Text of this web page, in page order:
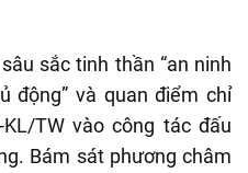
sắc tinh thần “an ninh
động” và quan điểm chỉ
TW vào công tác đấu
Bám sát phương châm